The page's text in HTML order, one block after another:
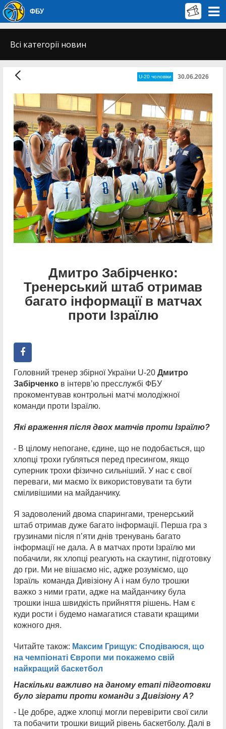
ФБУ
Всі категорії новин
U-20 чоловіки 30.06.2026
Дмитро Забірченко:
Тренерський штаб отримав
багато інформації в матчах
проти Ізраїлю
Головний тренер збірної України U-20 Дмитро
Забірченко в інтервʼю пресслужбі ФБУ
прокоментував контрольні матчі молодіжної
команди проти Ізраїлю.
Які враження після двох матчів проти Ізраїлю?
- В цілому непогане, єдине, що не подобається, що
хлопці трохи губляться перед пресингом, якщо
суперник трохи фізично сильніший. У нас є свої
переваги, ми маємо їх використовувати та бути
сміливішими на майданчику.
Я задоволений двома спарингами, тренерський
штаб отримав дуже багато інформації. Перша гра з
грузинами після пʼяти днів тренувань багато
інформації не дала. А в матчах проти Ізраїлю ми
побачили, як хлопці реагують на скаутинг, підготовку
до гри. Ми не вішаємо ніс, адже розуміємо, що
Ізраїль команда Дивізіону А і нам було трошки
важко з ними грати, адже на майданчику була
трошки інша швидкість прийняття рішень. Нам є
куди рости і будемо намагатися ставати кращими
кожного дня.
Читайте також: Максим Грищук: Сподіваюся, що
на чемпіонаті Європи ми покажемо свій
найкращий баскетбол
Наскільки важливо на даному етапі підготовки
було зіграти проти команди з Дивізіону А?
- Це добре, адже хлопці могли перевірити свої сили
та побачити трошки вищий рівень баскетболу. Далі в